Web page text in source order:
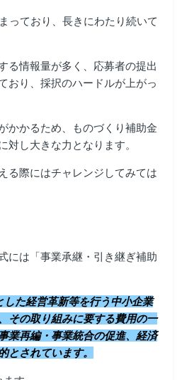
っており、長きにわたり続いて
る情報量が多く、応募者の提出
おり、採択のハードルが上がっ
かかるため、ものづくり補助金
対し大きな力となります。
る際にはチャレンジしてみては
には「事業承継・引き継ぎ補助
た経営革新等を行う中小企業
その取り組みに要する費用の一
業再編・事業統合の促進、経済
とされています。